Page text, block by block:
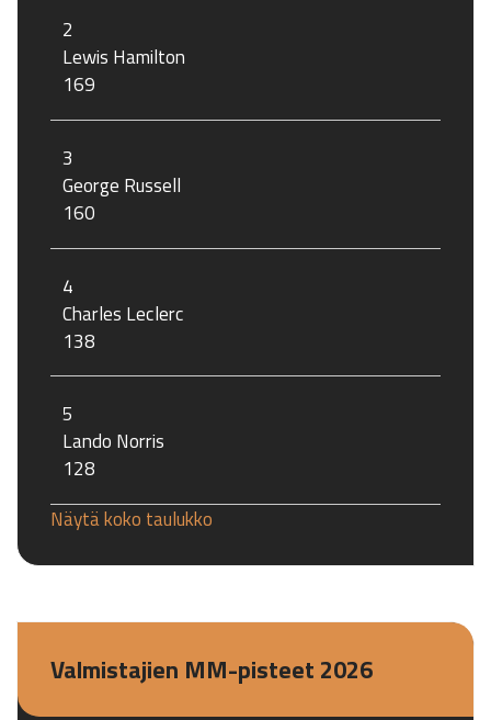
2
Lewis Hamilton
169
3
George Russell
160
4
Charles Leclerc
138
5
Lando Norris
128
Näytä koko taulukko
Valmistajien MM-pisteet 2026